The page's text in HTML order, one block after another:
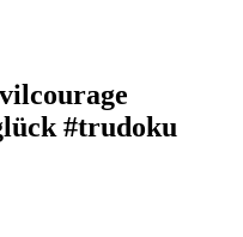
#trudoku